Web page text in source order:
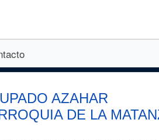
AZAHAR
DE LA